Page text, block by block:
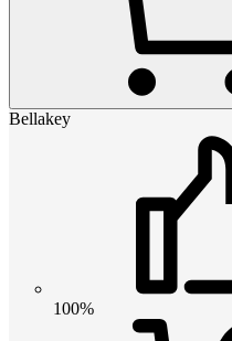
Bellakey
100%